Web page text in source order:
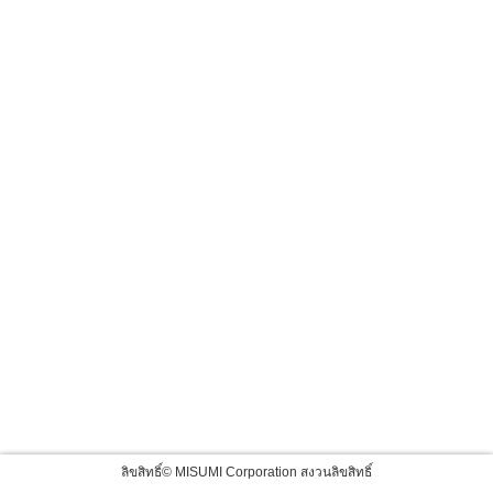
ลิขสิทธิ์© MISUMI Corporation สงวนลิขสิทธิ์